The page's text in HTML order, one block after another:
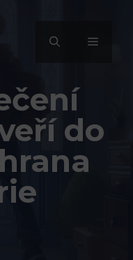
MENU
do